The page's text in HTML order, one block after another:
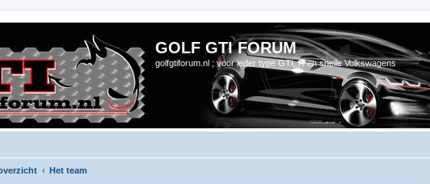
GOLF GTI FORUM
golfgtiforum.nl ; voor ieder type GTI, R en snelle Volkswagens
Het team